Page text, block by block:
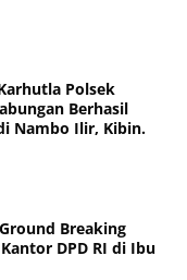
Polsek
Berhasil
Nambo Ilir, Kibin.
Breaking
DPD RI di Ibu